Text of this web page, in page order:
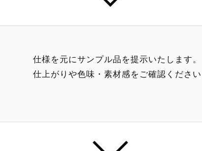
仕様を元にサンプル品を提示いたします
仕上がりや色味・素材感をご確認ください